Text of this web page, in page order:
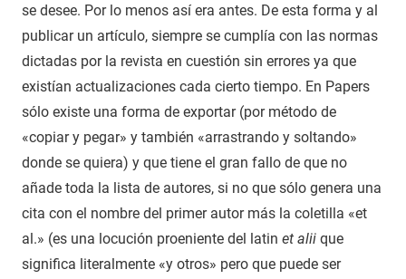
se desee. Por lo menos así era antes. De esta forma y al
publicar un artículo, siempre se cumplía con las normas
dictadas por la revista en cuestión sin errores ya que
existían actualizaciones cada cierto tiempo. En Papers
sólo existe una forma de exportar (por método de
«copiar y pegar» y también «arrastrando y soltando»
donde se quiera) y que tiene el gran fallo de que no
añade toda la lista de autores, si no que sólo genera una
cita con el nombre del primer autor más la coletilla «et
al.» (es una locución proeniente del latin et alii que
significa literalmente «y otros» pero que puede ser